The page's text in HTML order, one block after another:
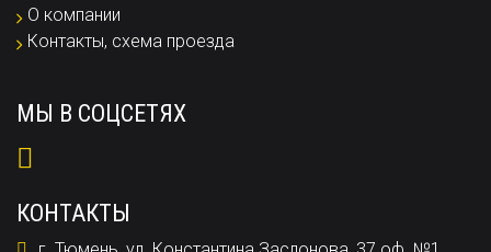
О компании
Контакты, схема проезда
МЫ В СОЦСЕТЯХ
КОНТАКТЫ